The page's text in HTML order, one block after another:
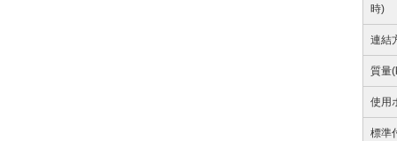
時)
連結
質量
使用
標準